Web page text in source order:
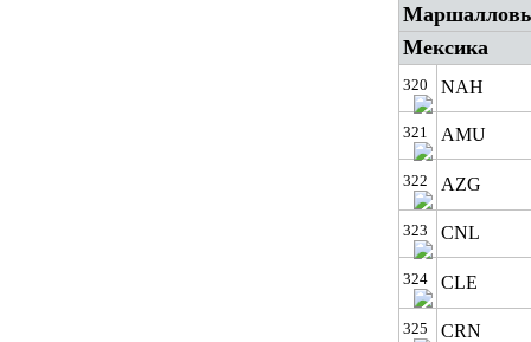
Мексика
320 NAH
321 AMU
322 AZG
323 CNL
324 CLE
325 CRN